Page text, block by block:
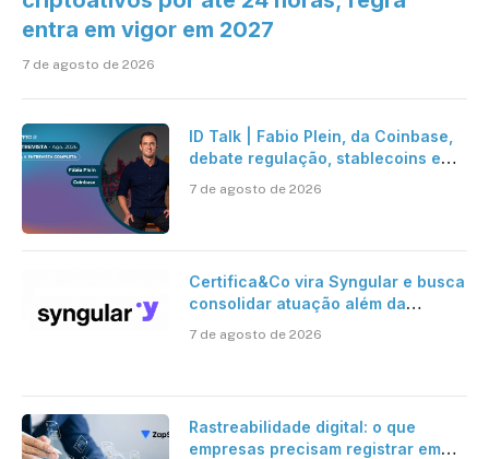
entra em vigor em 2027
7 de agosto de 2026
ID Talk | Fabio Plein, da Coinbase,
debate regulação, stablecoins e
7 de agosto de 2026
Certifica&Co vira Syngular e busca
consolidar atuação além da
7 de agosto de 2026
Rastreabilidade digital: o que
empresas precisam registrar em